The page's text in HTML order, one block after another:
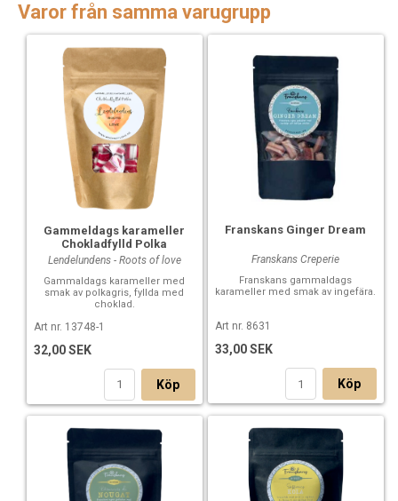
Varor från samma varugrupp
Gammeldags karameller
Chokladfylld Polka
Lendelundens - Roots of love
Gammaldags karameller med
smak av polkagris, fyllda med
choklad.
Art nr. 13748-1
32,00 SEK
Köp
Franskans Ginger Dream
Franskans Creperie
Franskans gammaldags
karameller med smak av ingefära.
Art nr. 8631
33,00 SEK
Köp